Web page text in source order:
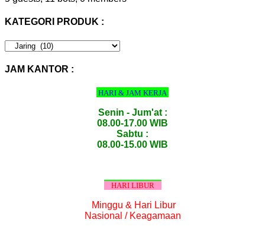
KATEGORI PRODUK :
KATEGORI
JAM KANTOR :
HARI & JAM KERJA
Senin - Jum'at :
08.00-17.00 WIB
Sabtu :
08.00-15.00 WIB
HARI LIBUR
Minggu & Hari Libur
Nasional / Keagamaan